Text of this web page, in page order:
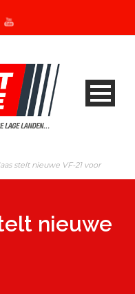
stelt nieuwe VF-21 voor
nieuwe